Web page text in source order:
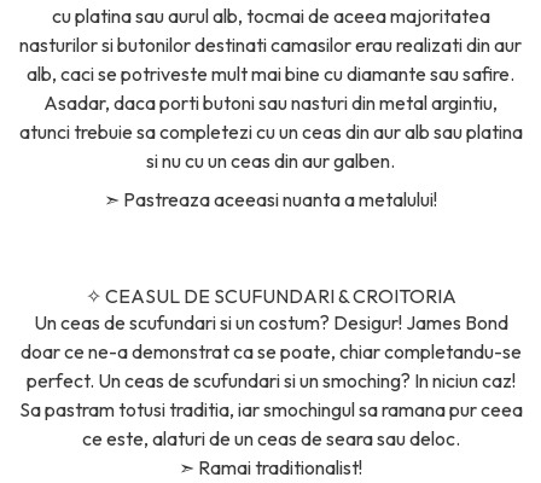
cu platina sau aurul alb, tocmai de aceea majoritatea
nasturilor si butonilor destinati camasilor erau realizati din aur
alb, caci se potriveste mult mai bine cu diamante sau safire.
Asadar, daca porti butoni sau nasturi din metal argintiu,
atunci trebuie sa completezi cu un ceas din aur alb sau platina
si nu cu un ceas din aur galben.
➣ Pastreaza aceeasi nuanta a metalului!
✧ CEASUL DE SCUFUNDARI & CROITORIA
Un ceas de scufundari si un costum? Desigur! James Bond
doar ce ne-a demonstrat ca se poate, chiar completandu-se
perfect. Un ceas de scufundari si un smoching? In niciun caz!
Sa pastram totusi traditia, iar smochingul sa ramana pur ceea
ce este, alaturi de un ceas de seara sau deloc.
➣ Ramai traditionalist!